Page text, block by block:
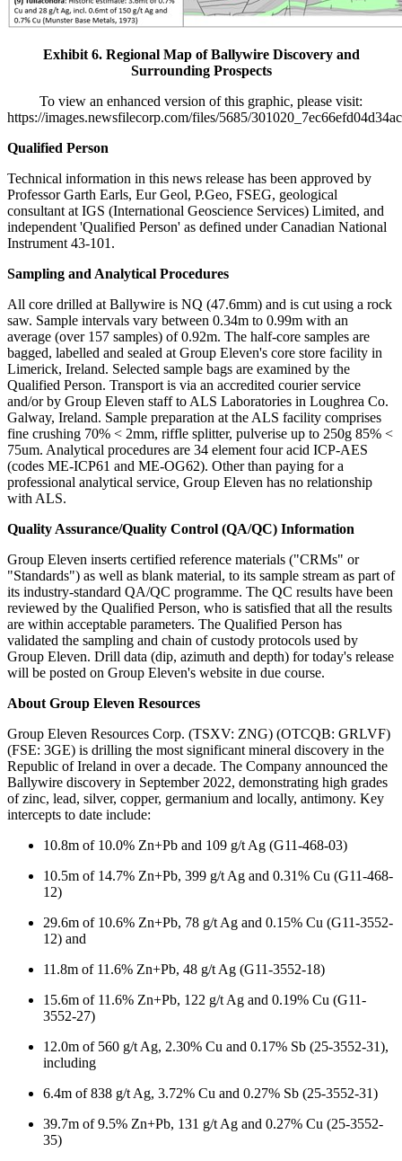
Exhibit 6. Regional Map of Ballywire Discovery and
Surrounding Prospects
To view an enhanced version of this graphic, please visit:
https://images.newsfilecorp.com/files/5685/
Qualified Person
Technical information in this news release has been approved by
Professor Garth Earls, Eur Geol, P.Geo, FSEG, geological
consultant at IGS (International Geoscience Services) Limited, and
independent 'Qualified Person' as defined under Canadian National
Instrument 43-101.
Sampling and Analytical Procedures
All core drilled at Ballywire is NQ (47.6mm) and is cut using a rock
saw. Sample intervals vary between 0.34m to 0.99m with an
average (over 157 samples) of 0.92m. The half-core samples are
bagged, labelled and sealed at Group Eleven's core store facility in
Limerick, Ireland. Selected sample bags are examined by the
Qualified Person. Transport is via an accredited courier service
and/or by Group Eleven staff to ALS Laboratories in Loughrea Co.
Galway, Ireland. Sample preparation at the ALS facility comprises
fine crushing 70% < 2mm, riffle splitter, pulverise up to 250g 85% <
75um. Analytical procedures are 34 element four acid ICP-AES
(codes ME-ICP61 and ME-OG62). Other than paying for a
professional analytical service, Group Eleven has no relationship
with ALS.
Quality Assurance/Quality Control (QA/QC) Information
Group Eleven inserts certified reference materials ("CRMs" or
"Standards") as well as blank material, to its sample stream as part of
its industry-standard QA/QC programme. The QC results have been
reviewed by the Qualified Person, who is satisfied that all the results
are within acceptable parameters. The Qualified Person has
validated the sampling and chain of custody protocols used by
Group Eleven. Drill data (dip, azimuth and depth) for today's release
will be posted on Group Eleven's website in due course.
About Group Eleven Resources
Group Eleven Resources Corp. (TSXV: ZNG) (OTCQB: GRLVF)
(FSE: 3GE) is drilling the most significant mineral discovery in the
Republic of Ireland in over a decade. The Company announced the
Ballywire discovery in September 2022, demonstrating high grades
of zinc, lead, silver, copper, germanium and locally, antimony. Key
intercepts to date include:
10.8m of 10.0% Zn+Pb and 109 g/t Ag (G11-468-03)
10.5m of 14.7% Zn+Pb, 399 g/t Ag and 0.31% Cu (G11-468-
12)
29.6m of 10.6% Zn+Pb, 78 g/t Ag and 0.15% Cu (G11-3552-
12) and
11.8m of 11.6% Zn+Pb, 48 g/t Ag (G11-3552-18)
15.6m of 11.6% Zn+Pb, 122 g/t Ag and 0.19% Cu (G11-
3552-27)
12.0m of 560 g/t Ag, 2.30% Cu and 0.17% Sb (25-3552-31),
including
6.4m of 838 g/t Ag, 3.72% Cu and 0.27% Sb (25-3552-31)
39.7m of 9.5% Zn+Pb, 131 g/t Ag and 0.27% Cu (25-3552-
35)